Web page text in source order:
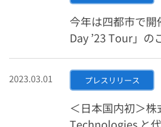
今年は四都市で
Day ’23 Tour」の
2023.03.01 プレスリリース
＜日本国内初＞